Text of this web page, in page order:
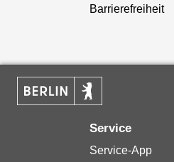
Barrierefreiheit
Service
Service-App